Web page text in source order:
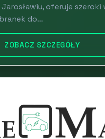
oferuje szeroki
do...
ZOBACZ SZCZEGÓŁY